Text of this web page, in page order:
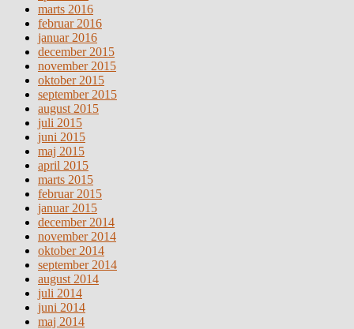
marts 2016
februar 2016
januar 2016
december 2015
november 2015
oktober 2015
september 2015
august 2015
juli 2015
juni 2015
maj 2015
april 2015
marts 2015
februar 2015
januar 2015
december 2014
november 2014
oktober 2014
september 2014
august 2014
juli 2014
juni 2014
maj 2014